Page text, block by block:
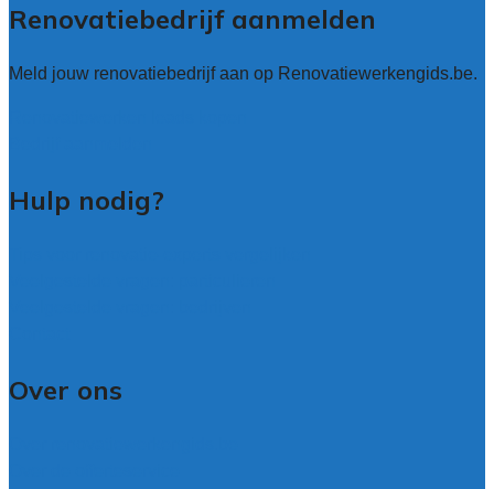
Renovatiebedrijf aanmelden
Meld jouw renovatiebedrijf aan op Renovatiewerkengids.be.
Hulp nodig?
Over ons